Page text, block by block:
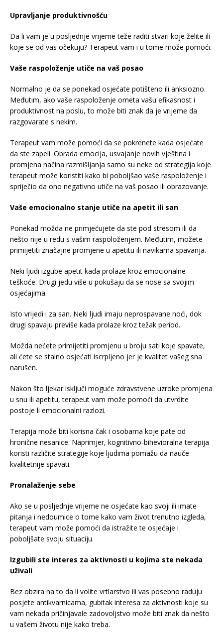
Upravljanje produktivnošću
Da li vam je u posljednje vrijeme teže raditi stvari koje želite ili
koje se od vas očekuju? Terapeut vam i u tome može pomoći.
Vaše raspoloženje utiče na vaš posao
Normalno je da se ponekad osjećate potišteno ili anksiozno.
Međutim, ako vaše raspoloženje ometa vašu efikasnost i
produktivnost na poslu, to može biti znak da je vrijeme da
razgovarate s nekim.
Terapeut vam može pomoći da se pokrenete kada osjećate
da ste zapeli. Obrada emocija, usvajanje novih vještina i
promjena načina razmišljanja samo su neke od strategija koje
terapeut može koristiti kako bi poboljšao vaše raspoloženje i
spriječio da ono negativno utiče na vaš posao ili obrazovanje.
Vaše emocionalno stanje utiče na apetit ili san
Ponekad možda ne primjećujete da ste pod stresom ili da
nešto nije u redu s vašim raspoloženjem. Međutim, možete
primijetiti značajne promjene u apetitu ili navikama spavanja.
Neki ljudi izgube apetit kada prolaze kroz emocionalne
teškoće. Drugi jedu više u pokušaju da se nose sa svojim
osjećajima.
Isto vrijedi i za san. Neki ljudi imaju neprospavane noći, dok
drugi spavaju previše kada prolaze kroz težak period.
Možda nećete primijetiti promjenu u broju sati koje spavate,
ali ćete se stalno osjećati iscrpljeno jer je kvalitet vašeg sna
narušen.
Nakon što ljekar isključi moguće zdravstvene uzroke promjena
u snu ili apetitu, terapeut vam može pomoći da utvrdite
postoje li emocionalni razlozi.
Terapija može biti korisna čak i osobama koje pate od
hronične nesanice. Naprimjer, kognitivno-bihevioralna terapija
koristi različite strategije koje ljudima pomažu da nauče
kvalitetnije spavati.
Pronalaženje sebe
Ako se u posljednje vrijeme ne osjećate kao svoji ili imate
pitanja i nedoumice o tome kako vam život trenutno izgleda,
terapeut vam može pomoći da istražite te osjećaje i
poboljšate svoju situaciju.
Izgubili ste interes za aktivnosti u kojima ste nekada
uživali
Bez obzira na to da li volite vrtlarstvo ili vas posebno raduju
posjete antikvarnicama, gubitak interesa za aktivnosti koje su
vam nekada pričinjavale zadovoljstvo može biti znak da nešto
u vašem životu nije kako treba.